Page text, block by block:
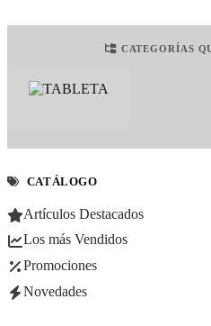
CATEGORÍAS
CATÁLOGO
Artículos Destacados
Los más Vendidos
Promociones
Novedades